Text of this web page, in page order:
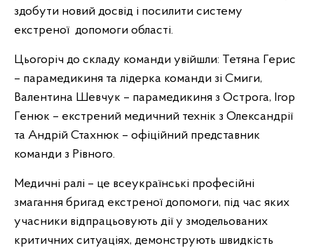
здобути новий досвід і посилити систему
екстреної допомоги області.
Цьогоріч до складу команди увійшли: Тетяна Герис
– парамедикиня та лідерка команди зі Смиги,
Валентина Шевчук – парамедикиня з Острога, Ігор
Генюк – екстрений медичний технік з Олександрії
та Андрій Стахнюк – офіційний представник
команди з Рівного.
Медичні ралі – це всеукраїнські професійні
змагання бригад екстреної допомоги, під час яких
учасники відпрацьовують дії у змодельованих
критичних ситуаціях, демонструють швидкість